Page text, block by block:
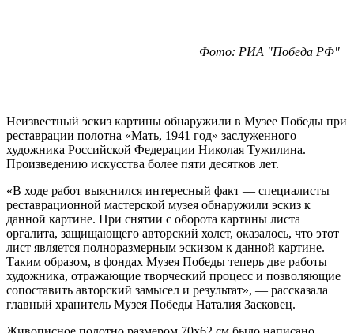
Фото: РИА "Победа РФ"
Неизвестный эскиз картины обнаружили в Музее Победы при
реставрации полотна «Мать, 1941 год» заслуженного
художника Российской Федерации Николая Тужилина.
Произведению искусства более пяти десятков лет.
«В ходе работ выяснился интересный факт — специалисты
реставрационной мастерской музея обнаружили эскиз к
данной картине. При снятии с оборота картины листа
оргалита, защищающего авторский холст, оказалось, что этот
лист является полноразмерным эскизом к данной картине.
Таким образом, в фондах Музея Победы теперь две работы
художника, отражающие творческий процесс и позволяющие
сопоставить авторский замысел и результат», — рассказала
главный хранитель Музея Победы Наталия Засковец.